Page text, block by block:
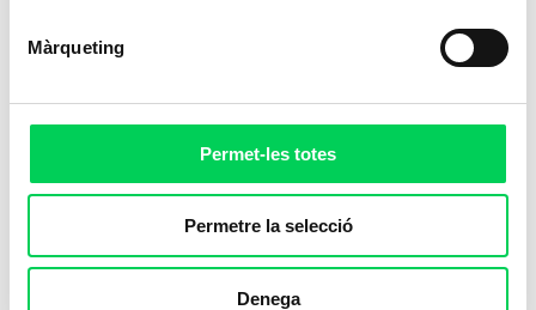
Màrqueting
Permet-les totes
Permetre la selecció
Denega
el ritme de vida que portem és